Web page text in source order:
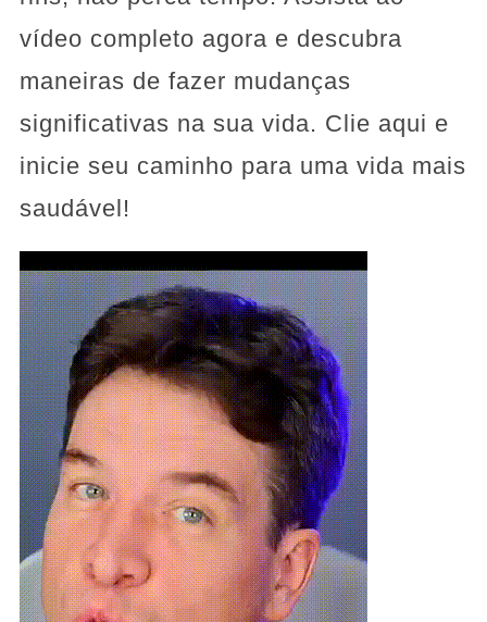
vídeo completo agora e descubra
maneiras de fazer mudanças
significativas na sua vida. Clie aqui e
inicie seu caminho para uma vida mais
saudável!